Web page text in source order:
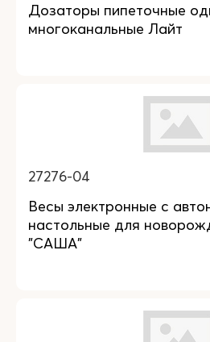
Дозаторы пипеточные
многоканальные Лайт
27276-04
Весы электронные с
настольные для
"САША"